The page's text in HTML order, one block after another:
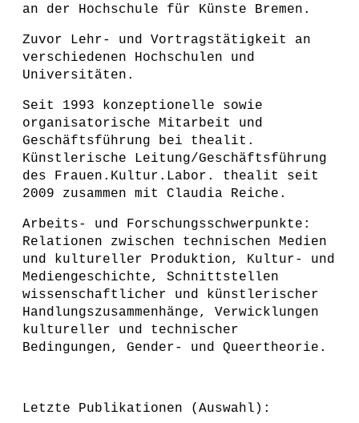
an der Hochschule für Künste Bremen.
Zuvor Lehr- und Vortragstätigkeit an
verschiedenen Hochschulen und
Universitäten.
Seit 1993 konzeptionelle sowie
organisatorische Mitarbeit und
Geschäftsführung bei thealit.
Künstlerische Leitung/Geschäftsführung
des Frauen.Kultur.Labor. thealit seit
2009 zusammen mit Claudia Reiche.
Arbeits- und Forschungsschwerpunkte:
Relationen zwischen technischen Medien
und kultureller Produktion, Kultur- und
Mediengeschichte, Schnittstellen
wissenschaftlicher und künstlerischer
Handlungszusammenhänge, Verwicklungen
kultureller und technischer
Bedingungen, Gender- und Queertheorie.
Letzte Publikationen (Auswahl):